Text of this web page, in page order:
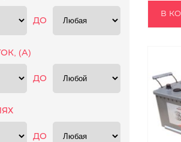
ДО
(А)
ДО
ДО
В